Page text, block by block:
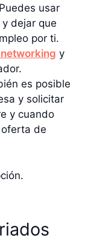
usar
dejar que
por ti.
y
es posible
y solicitar
y cuando
de